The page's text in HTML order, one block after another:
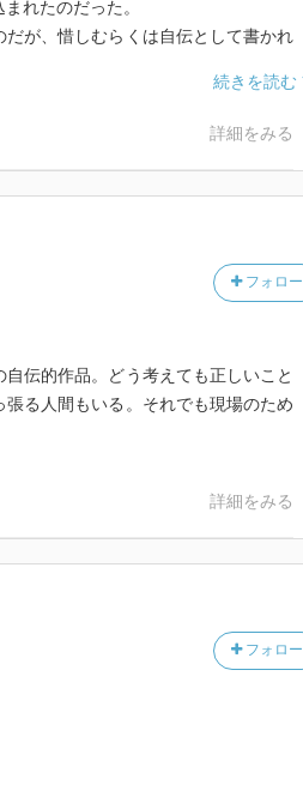
れたのだった。
が、惜しむらくは自伝として書かれ
よるルポルタージュになることが望ま
私生活が垣間見られる部分もあって
にかっちりしていて隙がなさすぎる
その活躍する場所をちゃんと作れる
ということであり、活躍させられな
ついてのコメントであった。著者は
詳細をみる
フォロー
伝的作品。どう考えても正しいこと
る人間もいる。それでも現場のため
詳細をみる
フォロー